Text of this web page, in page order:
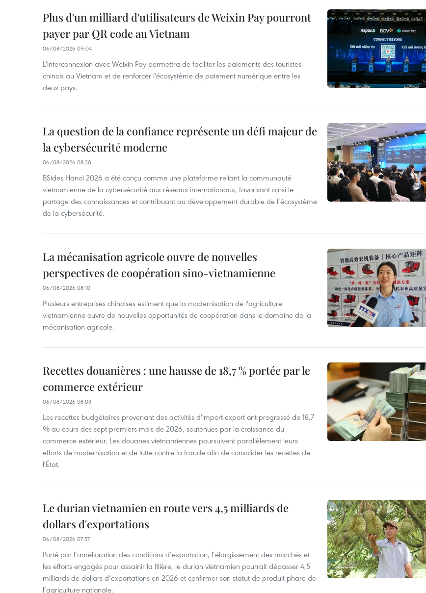
Plus d'un milliard d'utilisateurs de Weixin Pay pourront
payer par QR code au Vietnam
06/08/2026 09:04
L'interconnexion avec Weixin Pay permettra de faciliter les paiements des touristes
chinois au Vietnam et de renforcer l'écosystème de paiement numérique entre les
deux pays.
La question de la confiance représente un défi majeur de
la cybersécurité moderne
06/08/2026 08:30
BSides Hanoi 2026 a été conçu comme une plateforme reliant la communauté
vietnamienne de la cybersécurité aux réseaux internationaux, favorisant ainsi le
partage des connaissances et contribuant au développement durable de l’écosystème
de la cybersécurité.
La mécanisation agricole ouvre de nouvelles
perspectives de coopération sino-vietnamienne
06/08/2026 08:10
Plusieurs entreprises chinoises estiment que la modernisation de l'agriculture
vietnamienne ouvre de nouvelles opportunités de coopération dans le domaine de la
mécanisation agricole.
Recettes douanières : une hausse de 18,7 % portée par le
commerce extérieur
06/08/2026 08:03
Les recettes budgétaires provenant des activités d'import-export ont progressé de 18,7
% au cours des sept premiers mois de 2026, soutenues par la croissance du
commerce extérieur. Les douanes vietnamiennes poursuivent parallèlement leurs
efforts de modernisation et de lutte contre la fraude afin de consolider les recettes de
l'État.
Le durian vietnamien en route vers 4,5 milliards de
dollars d'exportations
06/08/2026 07:57
Porté par l’amélioration des conditions d’exportation, l’élargissement des marchés et
les efforts engagés pour assainir la filière, le durian vietnamien pourrait dépasser 4,5
milliards de dollars d’exportations en 2026 et confirmer son statut de produit phare de
l’agriculture nationale.